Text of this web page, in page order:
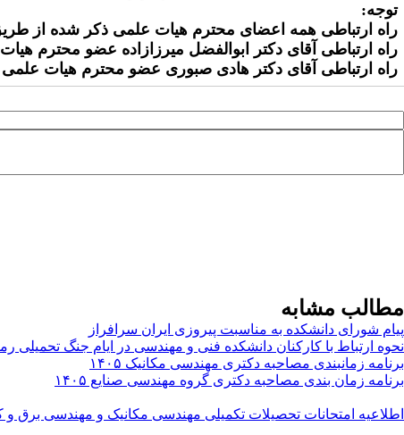
توجه:
راه ارتباطی همه اعضای محترم هیات علمی ذکر شده از
راه ارتباطی آقای دکتر ابوالفضل میرزازاده عضو محترم
راه ارتباطی آقای دکتر هادی صبوری عضو محترم هیات
مطالب مشابه
پیام شورای دانشکده به مناسبت پیروزی ایران سرافراز
نحوه ارتباط با کارکنان دانشکده فنی و مهندسی در ایام جنگ تحمیلی
برنامه زمانبندی مصاحبه دکتری مهندسی مکانیک ۱۴۰۵
برنامه زمان بندی مصاحبه دکتری گروه مهندسی صنایع ۱۴۰۵
اطلاعیه امتحانات تحصیلات تکمیلی مهندسی مکانیک و مهندسی برق و